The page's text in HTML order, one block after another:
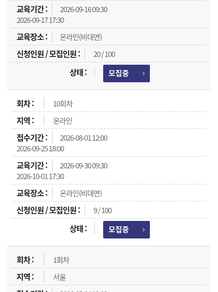
2026-09-16 09:30
2026-09-17 17:30
온라인(비대면)
20 / 100
모집중
10회차
온라인
2026-08-01 12:00
2026-09-25 18:00
2026-09-30 09:30
2026-10-01 17:30
온라인(비대면)
9 / 100
모집중
1회차
서울